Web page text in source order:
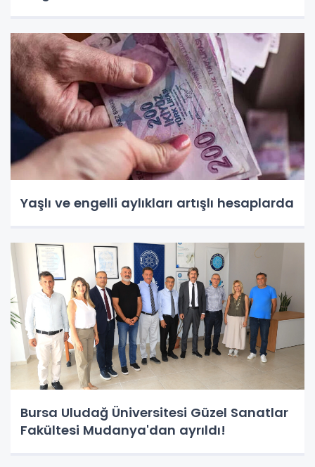
Yaşlı ve engelli aylıkları artışlı hesaplarda
Bursa Uludağ Üniversitesi Güzel Sanatlar
Fakültesi Mudanya'dan ayrıldı!